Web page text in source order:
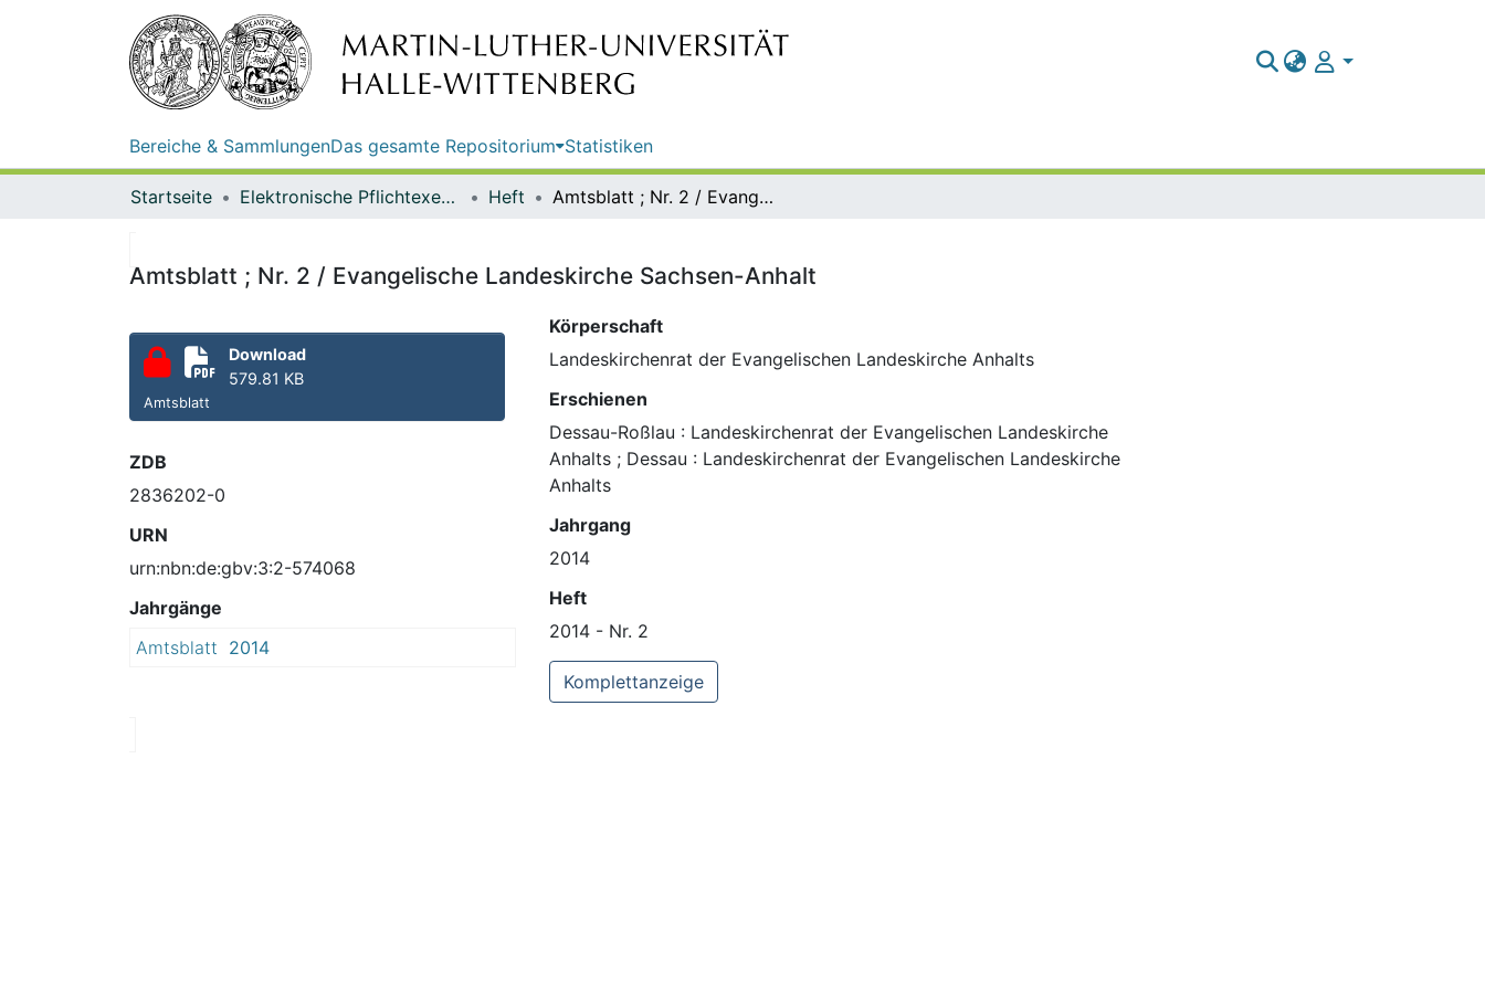
Bereiche & SammlungenDas gesamte Repositorium Statistiken
Startseite Elektronische Pflichtexemplare Heft Amtsblatt ; Nr. 2 / Evangelische Landeskirche Sachsen-Anhalt
Amtsblatt ; Nr. 2 / Evangelische Landeskirche Sachsen-Anhalt
Download
579.81 KB
Amtsblatt
ZDB
2836202-0
URN
urn:nbn:de:gbv:3:2-574068
Jahrgänge
Amtsblatt 2014
Körperschaft
Landeskirchenrat der Evangelischen Landeskirche Anhalts
Erschienen
Dessau-Roßlau : Landeskirchenrat der Evangelischen Landeskirche
Anhalts ; Dessau : Landeskirchenrat der Evangelischen Landeskirche
Anhalts
Jahrgang
2014
Heft
2014 - Nr. 2
Komplettanzeige